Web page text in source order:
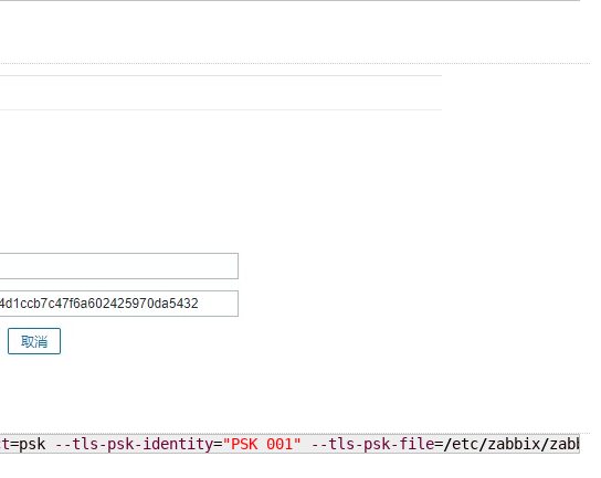
=psk --tls-psk-identity="PSK 001" --tls-psk-file=/etc/zabbix/